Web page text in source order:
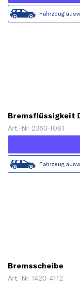
Fahrzeug
Bremsflüssigkeit
Art.-Nr. 2360-1081
Fahrzeug
Bremsscheibe
Art.-Nr. 1420-4112